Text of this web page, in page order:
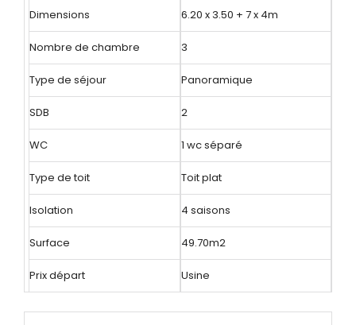
Dimensions 6.20 x 3.50 + 7 x 4m
Nombre de chambre 3
Type de séjour Panoramique
SDB 2
WC 1 wc séparé
Type de toit Toit plat
Isolation 4 saisons
Surface 49.70m2
Prix départ Usine